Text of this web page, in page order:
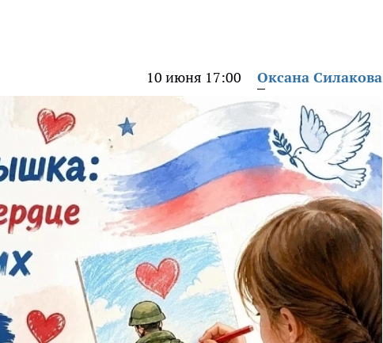
10 июня 17:00 Оксана Силакова